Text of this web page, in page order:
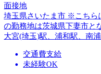
面接地
埼玉県さいたま市 ※こちら
の勤務地は茨城県下妻市と
大宮(埼玉)駅、浦和駅、南
交通費支給
未経験OK